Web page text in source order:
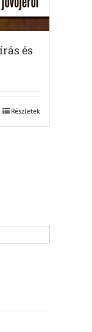
és
Részletek